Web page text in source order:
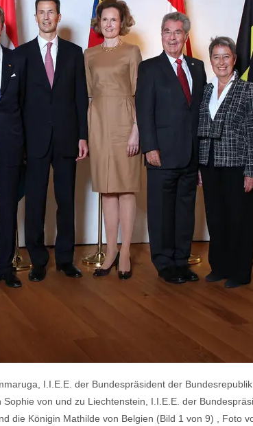
I.I.E.E. der Bundespräsident der
von und zu Liechtenstein, I.I.E.E. der
die Königin Mathilde von Belgien (Bild 1 von 9) , Foto